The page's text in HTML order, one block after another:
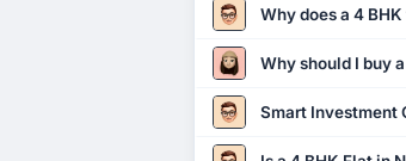
Why does a 4
Why should I buy
Smart Investment